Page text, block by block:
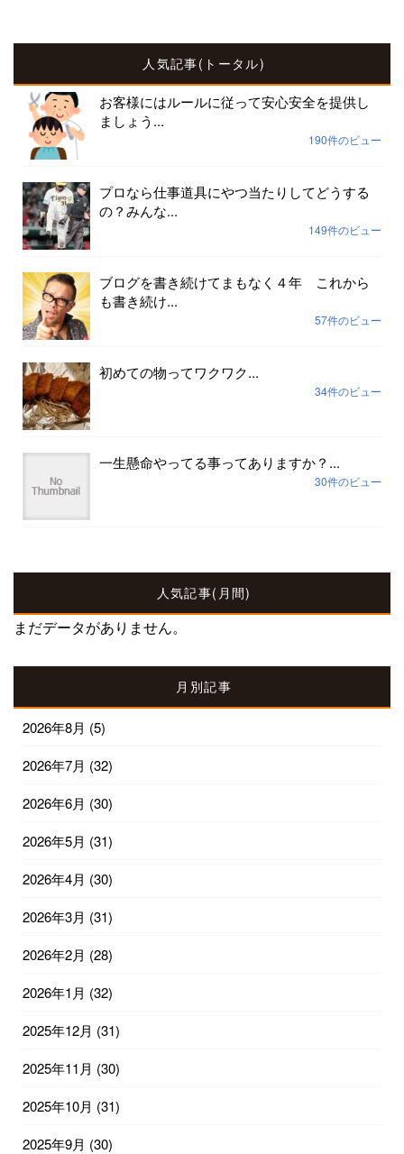
人気記事(トータル)
お客様にはルールに従って安心安全を提供し
ましょう...
190件のビュー
プロなら仕事道具にやつ当たりしてどうする
の？みんな...
149件のビュー
ブログを書き続けてまもなく４年 これから
も書き続け...
57件のビュー
初めての物ってワクワク...
34件のビュー
一生懸命やってる事ってありますか？...
30件のビュー
人気記事(月間)
まだデータがありません。
月別記事
2026年8月 (5)
2026年7月 (32)
2026年6月 (30)
2026年5月 (31)
2026年4月 (30)
2026年3月 (31)
2026年2月 (28)
2026年1月 (32)
2025年12月 (31)
2025年11月 (30)
2025年10月 (31)
2025年9月 (30)